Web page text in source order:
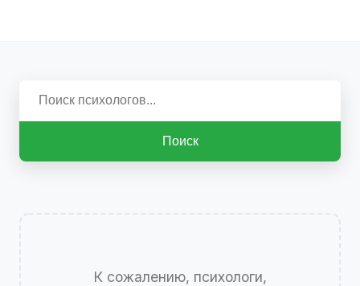
Поиск
К сожалению, психологи,